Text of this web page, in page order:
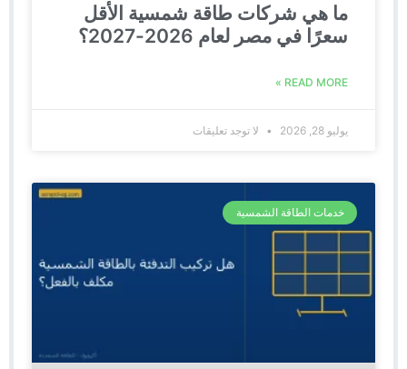
ما هي شركات طاقة شمسية الأقل
سعرًا في مصر لعام 2026-2027؟
READ MORE »
يوليو 28, 2026 لا توجد تعليقات
خدمات الطاقة الشمسية